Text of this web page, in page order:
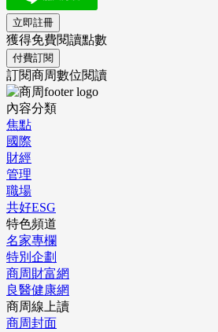
立即註冊
獲得免費閱讀點數
付費訂閱
訂閱商周數位閱讀
內容分類
焦點
國際
財經
管理
職場
共好ESG
特色頻道
名家專欄
特別企劃
商周財富網
良醫健康網
商周線上讀
商周封面